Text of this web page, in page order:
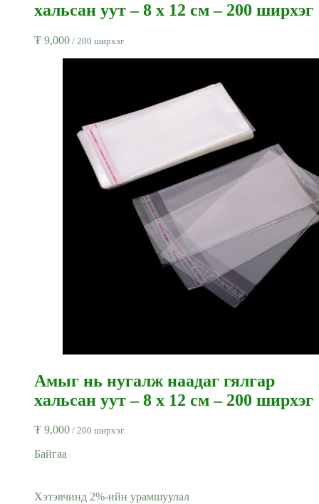
хальсан уут – 8 x 12 см – 200 ширхэг
₮ 9,000 / 200 ширхэг
Амыг нь нугалж наадаг гялгар
хальсан уут – 8 x 12 см – 200 ширхэг
₮ 9,000 / 200 ширхэг
Байгаа
Хэтэвчинд 2%-ийн урамшуулал